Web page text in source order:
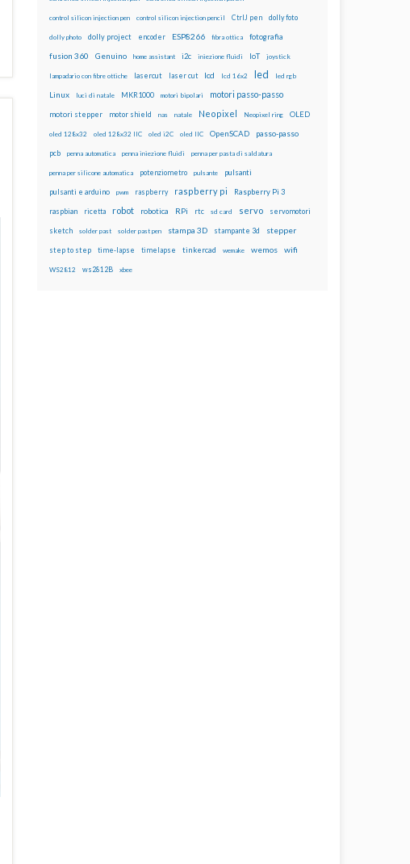
control silicon injection pen control silicon injection pencil CtrlJ pen dolly foto
dolly photo dolly project encoder ESP8266 fibra ottica fotografia
fusion 360 Genuino home assistant i2c iniezione fluidi IoT joystick
lampadario con fibre ottiche lasercut laser cut lcd lcd 16x2 led led rgb
Linux luci di natale MKR1000 motori bipolari motori passo-passo
motori stepper motor shield nas natale Neopixel Neopixel ring OLED
oled 128x32 oled 128x32 IIC oled i2C oled IIC OpenSCAD passo-passo
pcb penna automatica penna iniezione fluidi penna per pasta di saldatura
penna per silicone automatica potenziometro pulsante pulsanti
pulsanti e arduino pwm raspberry raspberry pi Raspberry Pi 3
raspbian ricetta robot robotica RPi rtc sd card servo servomotori
sketch solder past solder past pen stampa 3D stampante 3d stepper
step to step time-lapse timelapse tinkercad wemake wemos wifi
WS2812 ws2812B xbee